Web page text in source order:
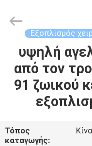
ΣΠΊΤΙ
ΠΡΟΪΌΝΤΑ
ΠΕΡΊΠΟΥ
ΕΜΕΊΣ
προμηθευτής.
Copyright
securityfence.com.
Reserved.
Developed
Εξοπλισμός
υψηλή
από τον
91 ζωικού
Τόπος
καταγωγής:
Κίνα